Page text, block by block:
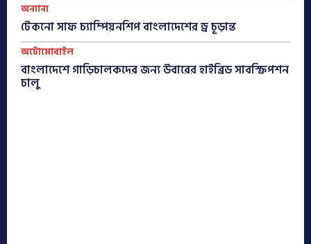
অন্যান্য
টেকনো সাফ চ্যাম্পিয়নশিপ বাংলাদেশের ড্র চূড়ান্ত
অটোমোবাইল
বাংলাদেশে গাড়িচালকদের জন্য উবারের হাইব্রিড সাবস্ক্রিপশন
চালু